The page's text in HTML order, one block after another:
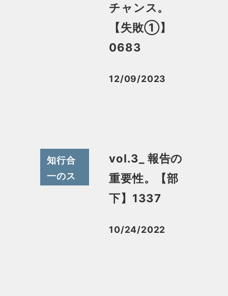
チャンス。
【失敗①】
0683
投稿日
12/09/2023
知行合
一のス
vol.3_ 報告の
重要性。【部
下】1337
投稿日
10/24/2022